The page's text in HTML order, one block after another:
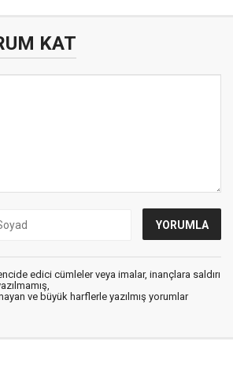
KAT
edici cümleler veya imalar, inançlara saldırı
ve büyük harflerle yazılmış yorumlar